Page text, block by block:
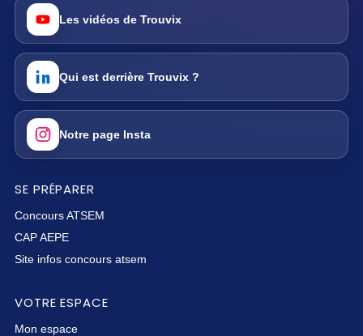
Les vidéos de Trouvix
Qui est derrière Trouvix ?
Notre page Insta
SE PRÉPARER
Concours ATSEM
CAP AEPE
Site infos concours atsem
VOTRE ESPACE
Mon espace